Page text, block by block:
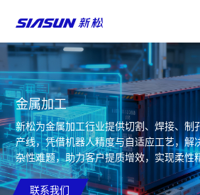
金属加工
新松为金属加工行业提供切割、焊接、制
产线，凭借机器人精度与自适应工艺，解
杂性难题，助力客户提质增效，实现柔性
联系我们